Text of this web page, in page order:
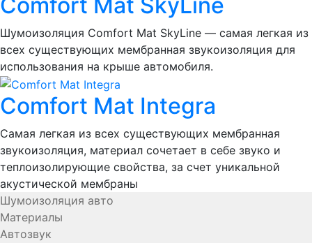
Comfort Mat SkyLine
Шумоизоляция Comfort Mat SkyLine — самая легкая из
всех существующих мембранная звукоизоляция для
использования на крыше автомобиля.
Comfort Mat Integra
Самая легкая из всех существующих мембранная
звукоизоляция, материал сочетает в себе звуко и
теплоизолирующие свойства, за счет уникальной
акустической мембраны
Шумоизоляция авто
Материалы
Автозвук